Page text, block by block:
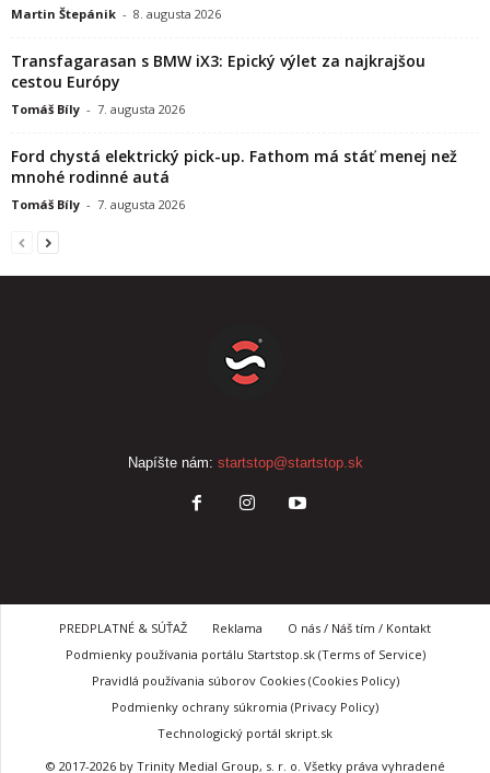
Martin Štepánik - 8. augusta 2026
Transfagarasan s BMW iX3: Epický výlet za najkrajšou
cestou Európy
Tomáš Bíly - 7. augusta 2026
Ford chystá elektrický pick-up. Fathom má stáť menej než
mnohé rodinné autá
Tomáš Bíly - 7. augusta 2026
Napíšte nám: startstop@startstop.sk
PREDPLATNÉ & SÚŤAŽ Reklama
O nás / Náš tím / Kontakt
Podmienky používania portálu Startstop.sk (Terms of Service)
Pravidlá používania súborov Cookies (Cookies Policy)
Podmienky ochrany súkromia (Privacy Policy)
Technologický portál skript.sk
© 2017-2026 by Trinity Medial Group, s. r. o. Všetky práva vyhradené